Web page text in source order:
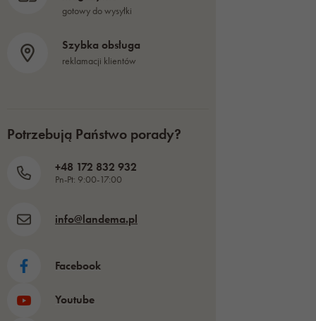
gotowy do wysyłki
Szybka obsługa
reklamacji klientów
Potrzebują Państwo porady?
+48 172 832 932
Pn-Pt: 9:00-17:00
info@landema.pl
Facebook
Youtube